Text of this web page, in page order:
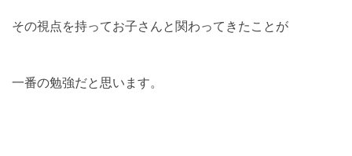
その視点を持ってお子さんと関わってきたことが
一番の勉強だと思います。